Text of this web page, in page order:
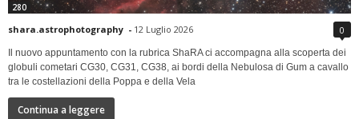
280
shara.astrophotography - 12 Luglio 2026 0
Il nuovo appuntamento con la rubrica ShaRA ci accompagna alla scoperta dei
globuli cometari CG30, CG31, CG38, ai bordi della Nebulosa di Gum a cavallo
tra le costellazioni della Poppa e della Vela
Continua a leggere